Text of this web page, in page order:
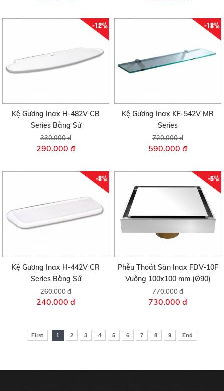
-12%
Kệ Gương Inax H-482V CB
Series Bằng Sứ
330.000 đ
290.000 đ
-18%
Kệ Gương Inax KF-542V MR
Series
720.000 đ
590.000 đ
-8%
Kệ Gương Inax H-442V CR
Series Bằng Sứ
260.000 đ
240.000 đ
-5%
Phễu Thoát Sàn Inax FDV-10F
Vuông 100x100 mm (Ø90)
770.000 đ
730.000 đ
First 1 2 3 4 5 6 7 8 9 End